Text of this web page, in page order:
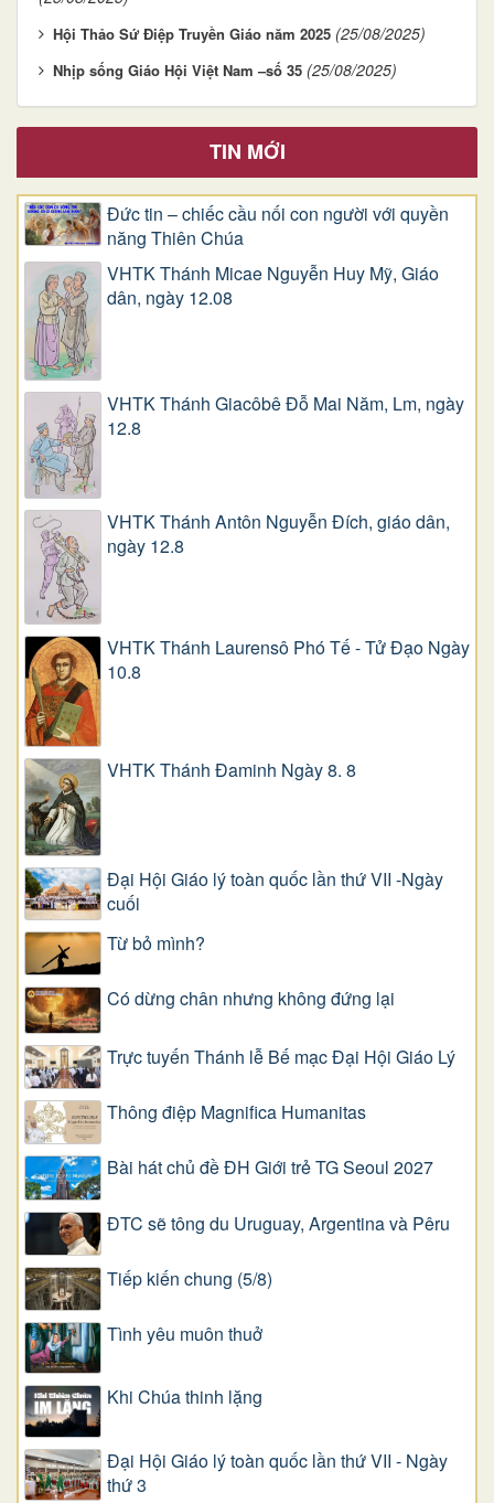
Hội Thảo Sứ Điệp Truyền Giáo năm 2025 (25/08/2025)
Nhịp sống Giáo Hội Việt Nam –số 35 (25/08/2025)
TIN MỚI
Đức tin – chiếc cầu nối con người với quyền
năng Thiên Chúa
VHTK Thánh Micae Nguyễn Huy Mỹ, Giáo
dân, ngày 12.08
VHTK Thánh Giacôbê Ðỗ Mai Năm, Lm, ngày
12.8
VHTK Thánh Antôn Nguyễn Ðích, giáo dân,
ngày 12.8
VHTK Thánh Laurensô Phó Tế - Tử Đạo Ngày
10.8
VHTK Thánh Đaminh Ngày 8. 8
Đại Hội Giáo lý toàn quốc lần thứ VII -Ngày
cuối
Từ bỏ mình?
Có dừng chân nhưng không đứng lại
Trực tuyến Thánh lễ Bế mạc Đại Hội Giáo Lý
Thông điệp Magnifica Humanitas
Bài hát chủ đề ĐH Giới trẻ TG Seoul 2027
ĐTC sẽ tông du Uruguay, Argentina và Pêru
Tiếp kiến chung (5/8)
Tình yêu muôn thuở
Khi Chúa thinh lặng
Đại Hội Giáo lý toàn quốc lần thứ VII - Ngày
thứ 3